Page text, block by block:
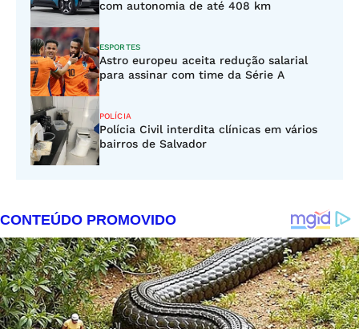
com autonomia de até 408 km
ESPORTES
Astro europeu aceita redução salarial
para assinar com time da Série A
POLÍCIA
Polícia Civil interdita clínicas em vários
bairros de Salvador